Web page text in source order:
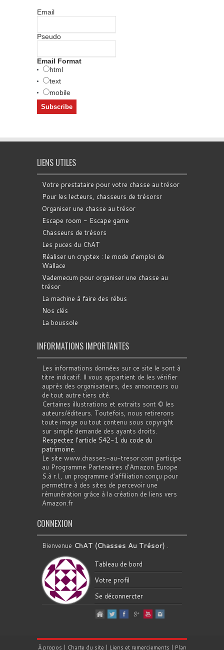
Email
Pseudo
Email Format
html
text
mobile
LIENS UTILES
Votre prestataire pour votre chasse au trésor
Pour les lecteurs, chasseurs de trésorsr
Organiser une chasse au trésor
Escape room - Escape game
Chasseurs de trésors
Les puces du ChAT
Réaliser un cryptex : le mode d'emploi de
Wallace
Vademecum pour organiser une chasse au
trésor
La machine à faire des rébus
Nos clés
La boussole
INFORMATIONS IMPORTANTES
Les informations données sur ce site le sont à
titre indicatif. Il vous appartient de les vérifier
auprès des organisateurs, des annonceurs ou
de tout autre tiers cité.
Certaines illustrations et extraits sont © les
auteurs/éditeurs. Toutefois, nous retirerons
toute image ou tout contenu sous copyright
sur simple demande des ayants droits.
Respectez l'article 542-1 du code du
patrimoine.
Le site www.chasses-au-tresor.com participe
au Programme Partenaires d’Amazon Europe
S.à r.l., un programme d’affiliation conçu pour
permettre à des sites de percevoir une
rémunération grâce à la création de liens vers
Amazon.fr
CONNEXION
Bienvenue ChAT (Chasses Au Trésor) .
Tableau de bord
Votre profil
Se déconnercter
À propos | Charte du site | Liens et remerciements | Plan